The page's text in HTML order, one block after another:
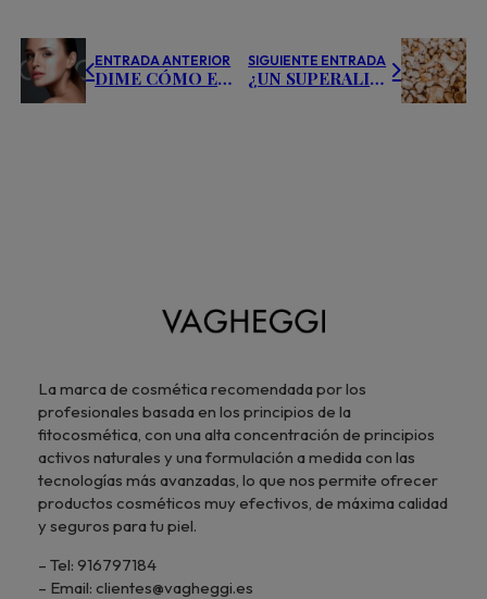
ENTRADA ANTERIOR
DIME CÓMO ES TU PIEL Y TE DIRÉ QUÉ PRODUCTOS NECESITA
SIGUIENTE ENTRADA
¿UN SUPERALIMENTO QUE TE DÉ ENERGÍA, SEA ANTIOXIDANTE Y NUTRITIVO?
La marca de cosmética recomendada por los
profesionales basada en los principios de la
fitocosmética, con una alta concentración de principios
activos naturales y una formulación a medida con las
tecnologías más avanzadas, lo que nos permite ofrecer
productos cosméticos muy efectivos, de máxima calidad
y seguros para tu piel.
– Tel: 916797184
– Email: clientes@vagheggi.es